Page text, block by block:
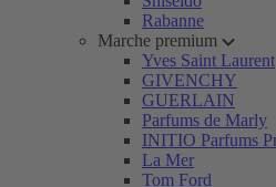
Rabanne
Marche premium
Yves Saint Laurent
GIVENCHY
GUERLAIN
Parfums de Marly
INITIO Parfums
La Mer
Tom Ford